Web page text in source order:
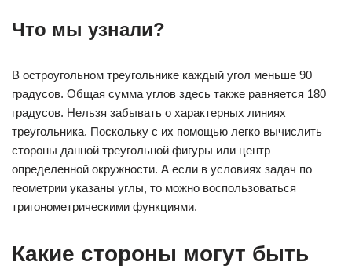
Что мы узнали?
В остроугольном треугольнике каждый угол меньше 90
градусов. Общая сумма углов здесь также равняется 180
градусов. Нельзя забывать о характерных линиях
треугольника. Поскольку с их помощью легко вычислить
стороны данной треугольной фигуры или центр
определенной окружности. А если в условиях задач по
геометрии указаны углы, то можно воспользоваться
тригонометрическими функциями.
Какие стороны могут быть